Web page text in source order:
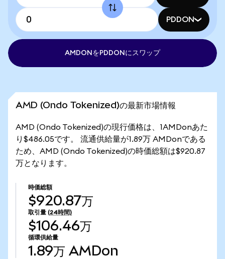
PDDON
AMDONをPDDONにスワップ
AMD (Ondo Tokenized)の最新市場情報
AMD (Ondo Tokenized)の現行価格は、1AMDonあた
り$486.05です。 流通供給量が1.89万 AMDonである
ため、AMD (Ondo Tokenized)の時価総額は$920.87
万となります。
時価総額
$920.87万
取引量 (24時間)
$106.46万
循環供給量
1.89万 AMDon